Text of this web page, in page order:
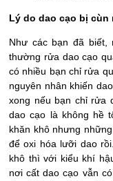
Lý do dao cạo bị cùn
Như các bạn đã biết,
thường rửa dao cạo
có nhiều bạn chỉ rửa
nguyên nhân khiến
xong nếu bạn chỉ rửa
dao cạo là không hề
khăn khô nhưng
để oxi hóa lưỡi dao
khô thì với kiểu khí
nơi cất dao cạo vẫn